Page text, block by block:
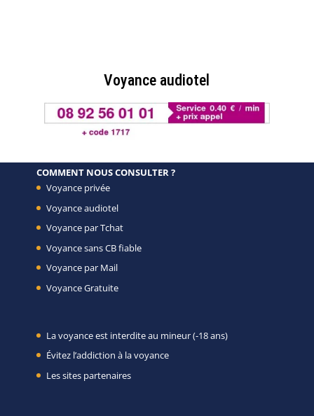
Voyance audiotel
COMMENT NOUS CONSULTER ?
Voyance privée
Voyance audiotel
Voyance par Tchat
Voyance sans CB fiable
Voyance par Mail
Voyance Gratuite
La voyance est interdite au mineur (-18 ans)
Évitez l’addiction à la voyance
Les sites partenaires